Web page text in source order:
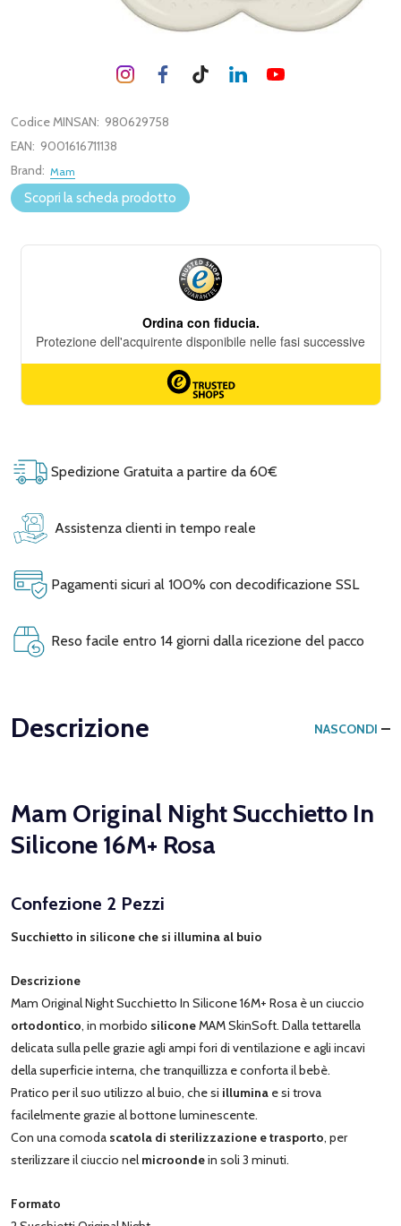
Codice MINSAN: 980629758
EAN: 9001616711138
Brand: Mam
Scopri la scheda prodotto
Spedizione Gratuita a partire da 60€
Assistenza clienti in tempo reale
Pagamenti sicuri al 100% con decodificazione SSL
Reso facile entro 14 giorni dalla ricezione del pacco
Descrizione NASCONDI
Mam Original Night Succhietto In
Silicone 16M+ Rosa
Confezione 2 Pezzi
Succhietto in silicone che si illumina al buio
Descrizione
Mam Original Night Succhietto In Silicone 16M+ Rosa è un ciuccio
ortodontico, in morbido siliconeMAM SkinSoft. Dalla tettarella
delicata sulla pelle grazie agli ampi fori di ventilazione e agli incavi
della superficie interna, che tranquillizza e conforta il bebè.
Pratico per il suo utilizzo al buio, che si illumina e si trova
facilelmente grazie al bottone luminescente.
Con una comoda scatola di sterilizzazione e trasporto, per
sterilizzare il ciuccio nel microondein soli 3 minuti.
Formato